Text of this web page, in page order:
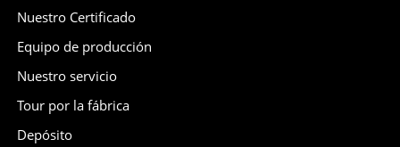
Nuestro Certificado
Equipo de producción
Nuestro servicio
Tour por la fábrica
Depósito